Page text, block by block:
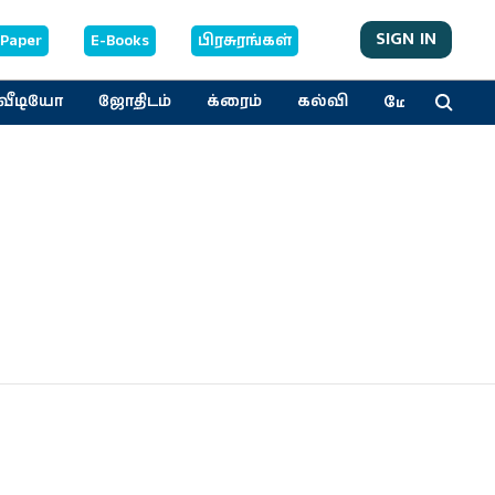
E-Books பிரசுரங்கள் SIGN IN
ஜோதிடம் க்ரைம் கல்வி மேலும்